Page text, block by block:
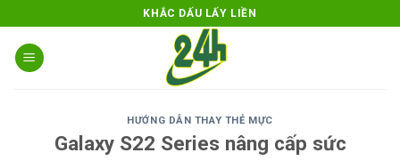
to
content
KHẮC DẤU LẤY LIỀN
HƯỚNG DẪN THAY THẺ MỰC
Galaxy S22 Series nâng cấp sức